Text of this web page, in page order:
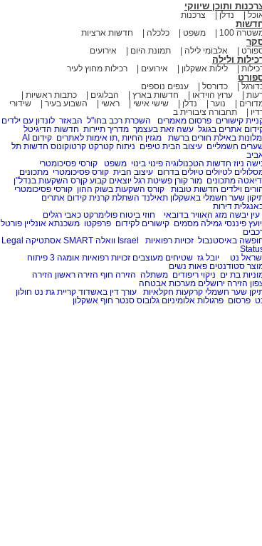
ותוכן שיווקי
נדלן צרכנות
100 משפט כלכלה חדשות ארציות
אלבומי לילה תמונת היום אירועים
ולילה
לילות אשקלון אירועים רכילות מחוץ לעיר
כדורסל
ענפים נוספים
ערוץ הוידאו חדשות בארץ הבלוגים
כתבות ראשיות
נוער נדלן שישי אישי ראשי השבוע בעיר
שידורי
תחבורה ציבורית ב
קישורים פרסום מאמרים השכרת רכב בחו"ל הבאזר לונדון עם ילדים
אתרים בגוגל עשה זאת בעצמך מדריך תיירות חדשות הדיגיטל
מלונות באילת חורים ברשת מגזין החיות ,תו אימות לאתרים קידום AI
חשמליים עיצוב הבית טיפים ניתוח קטרקט קרטוקונוס חדשות תל
ניוז חדשות הטכנולוגיה פינוי בינוי משפט
קורסי פסיכומטרי
לטיולים טיולים בדרום עיצוב הבית קורס פסיכומטרי מתכונים
דיאטה מתכונים מור קורן פשיטת רגל יוצאים קבוע קןרס השקעות בנדל"ן
וילדים חדשות טובות קורס השקעות בשוק ההון קורסי פסיכומטרי
שער חשמלי באשקלון תאילנד השתלת קרנית קידום אתרים
דירות
עין יבשה מזג האוויר בדובאי חוזי ביטוח פולימרקט כאבי רגלים
יועץ פיננסי גמילה מסמים קישורים לקידום פרפקטו משכנתא אונליין פורטל
באיסטנבול זכויות רפואיות Israel וואלה SMART אסתטיקה Legal
נט
יובל גז שטיחים מעוצבים זכויות רפואיות אומגה 3
פיתוח
סטודנטים פאות נשים
בת ים ניקוי ריפודים משתלה הזירה חוף הזירה ראשון הזירה
הזירה ירושלים מערכות אבטחה
שער חשמלי קרקעות חקלאיות עורך דין באשדוד קריית גת נט חולון
פרסום פרגולות אלומיניום גלובוס סנטר חוף אשקלון